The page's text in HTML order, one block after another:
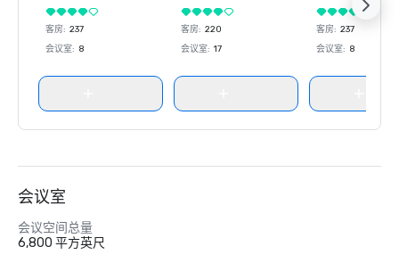
客房: 237
会议室: 8
客房: 220
会议室: 17
客房: 237
会议室: 8
会议室
会议空间总量
6,800 平方英尺